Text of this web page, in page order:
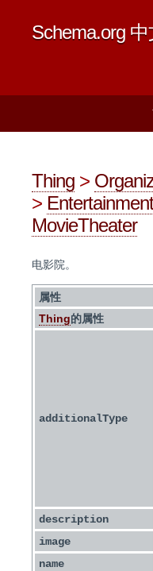
Schema.org
Thing >
>
MovieTheater
电影院。
属性
Thing的属性
additionalType
description
image
name